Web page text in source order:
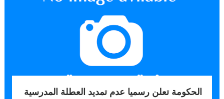
الحكومة تعلن رسميا عدم تمديد العطلة المدرسية